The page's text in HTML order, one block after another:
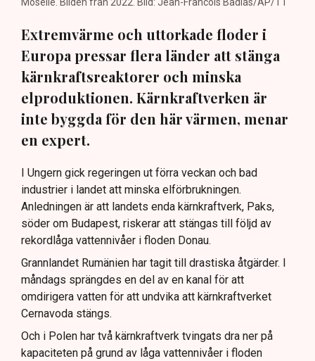
Moselle. Bilden från 2022. Bild: Jean-Francois Badias/AP/TT
Extremvärme och uttorkade floder i
Europa pressar flera länder att stänga
kärnkraftsreaktorer och minska
elproduktionen. Kärnkraftverken är
inte byggda för den här värmen, menar
en expert.
I Ungern gick regeringen ut förra veckan och bad
industrier i landet att minska elförbrukningen.
Anledningen är att landets enda kärnkraftverk, Paks,
söder om Budapest, riskerar att stängas till följd av
rekordlåga vattennivåer i floden Donau.
Grannlandet Rumänien har tagit till drastiska åtgärder. I
måndags sprängdes en del av en kanal för att
omdirigera vatten för att undvika att kärnkraftverket
Cernavoda stängs.
Och i Polen har två kärnkraftverk tvingats dra ner på
kapaciteten på grund av låga vattennivåer i floden